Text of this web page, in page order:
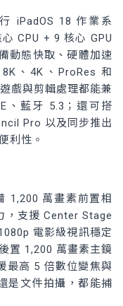
iPadOS 18 作業系
CPU + 9 核心 GPU
動態快取、硬體加速
、4K、ProRes 和
戲與剪輯處理都能兼
、藍牙 5.3；還可搭
Pro 以及同步推出
利性。
1,200 萬畫素前置相
，支援 Center Stage
電影級視訊穩定
置 1,200 萬畫素主鏡
最高 5 倍數位變焦與
是文件拍攝，都能捕